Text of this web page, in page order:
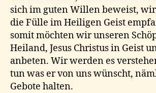
sich im guten Willen beweist,
die Fülle im Heiligen Geist
somit möchten wir unseren
Heiland, Jesus Christus in Geist
anbeten. Wir werden es
tun was er von uns wünscht,
Gebote halten.